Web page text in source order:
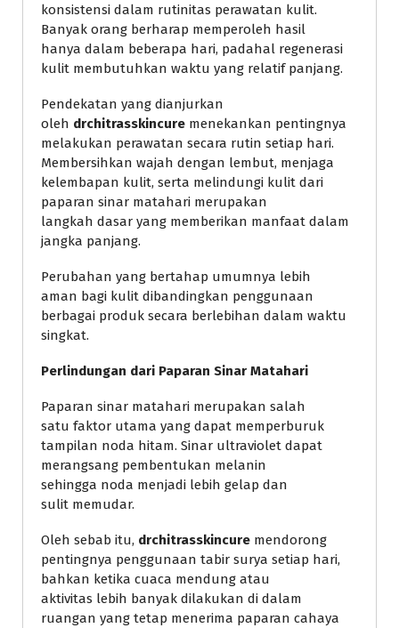
konsistensi dalam rutinitas perawatan kulit.
Banyak orang berharap memperoleh hasil
hanya dalam beberapa hari, padahal regenerasi
kulit membutuhkan waktu yang relatif panjang.
Pendekatan yang dianjurkan
oleh drchitrasskincure menekankan pentingnya
melakukan perawatan secara rutin setiap hari.
Membersihkan wajah dengan lembut, menjaga
kelembapan kulit, serta melindungi kulit dari
paparan sinar matahari merupakan
langkah dasar yang memberikan manfaat dalam
jangka panjang.
Perubahan yang bertahap umumnya lebih
aman bagi kulit dibandingkan penggunaan
berbagai produk secara berlebihan dalam waktu
singkat.
Perlindungan dari Paparan Sinar Matahari
Paparan sinar matahari merupakan salah
satu faktor utama yang dapat memperburuk
tampilan noda hitam. Sinar ultraviolet dapat
merangsang pembentukan melanin
sehingga noda menjadi lebih gelap dan
sulit memudar.
Oleh sebab itu, drchitrasskincure mendorong
pentingnya penggunaan tabir surya setiap hari,
bahkan ketika cuaca mendung atau
aktivitas lebih banyak dilakukan di dalam
ruangan yang tetap menerima paparan cahaya